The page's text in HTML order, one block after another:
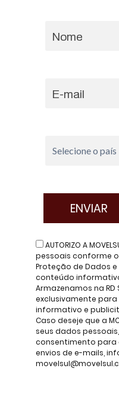
AUTORIZO A
pessoais conforme
Proteção de Dados
conteúdo
Armazenamos na
exclusivamente
informativo e
Caso deseje que a
seus dados
consentimento para
envios de e-mails,